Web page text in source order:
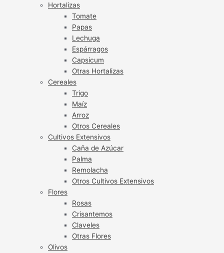
Hortalizas
Tomate
Papas
Lechuga
Espárragos
Capsicum
Otras Hortalizas
Cereales
Trigo
Maíz
Arroz
Otros Cereales
Cultivos Extensivos
Caña de Azúcar
Palma
Remolacha
Otros Cultivos Extensivos
Flores
Rosas
Crisantemos
Claveles
Otras Flores
Olivos